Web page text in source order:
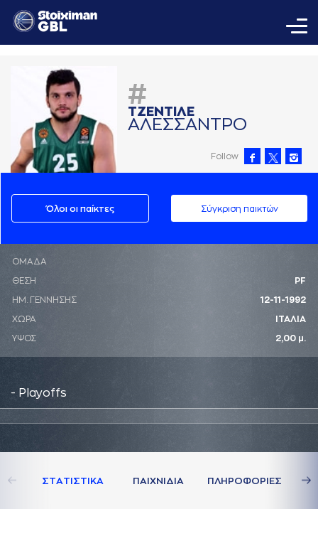
#
ΤΖΕΝΤΙΛΕ
AΛΕΣΣAΝΤΡΟ
Follow
Όλοι οι παίκτες Σύγκριση παικτών
ΟΜΑΔΑ
ΘΕΣΗ PF
ΗΜ. ΓΕΝΝΗΣΗΣ 12-11-1992
ΧΩΡΑ ΙΤΑΛΙΑ
ΥΨΟΣ 2,00 μ.
- Playoffs
ΣΤAΤΙΣΤΙΚA ΠAΙΧΝΙΔΙA ΠΛΗΡΟΦΟΡΙΕΣ